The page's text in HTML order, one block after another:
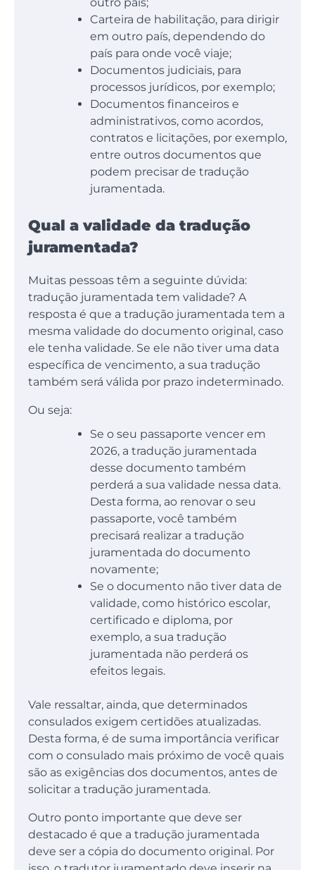
Carteira de habilitação, para dirigir
em outro país, dependendo do
país para onde você viaje;
Documentos judiciais, para
processos jurídicos, por exemplo;
Documentos financeiros e
administrativos, como acordos,
contratos e licitações, por exemplo,
entre outros documentos que
podem precisar de tradução
juramentada.
Qual a validade da tradução
juramentada?
Muitas pessoas têm a seguinte dúvida:
tradução juramentada tem validade? A
resposta é que a tradução juramentada tem a
mesma validade do documento original, caso
ele tenha validade. Se ele não tiver uma data
específica de vencimento, a sua tradução
também será válida por prazo indeterminado.
Ou seja:
Se o seu passaporte vencer em
2026, a tradução juramentada
desse documento também
perderá a sua validade nessa data.
Desta forma, ao renovar o seu
passaporte, você também
precisará realizar a tradução
juramentada do documento
novamente;
Se o documento não tiver data de
validade, como histórico escolar,
certificado e diploma, por
exemplo, a sua tradução
juramentada não perderá os
efeitos legais.
Vale ressaltar, ainda, que determinados
consulados exigem certidões atualizadas.
Desta forma, é de suma importância verificar
com o consulado mais próximo de você quais
são as exigências dos documentos, antes de
solicitar a tradução juramentada.
Outro ponto importante que deve ser
destacado é que a tradução juramentada
deve ser a cópia do documento original. Por